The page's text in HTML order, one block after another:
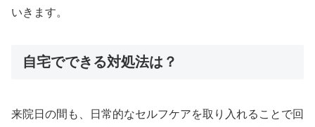
いきます。
自宅でできる対処法は？
来院日の間も、日常的なセルフケアを取り入れることで回